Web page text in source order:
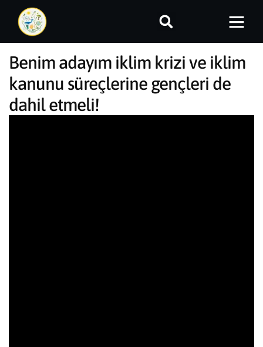
Benim adayım iklim krizi ve iklim
kanunu süreçlerine gençleri de
dahil etmeli!